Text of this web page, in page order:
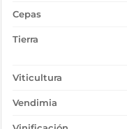
Cepas
Tierra
Viticultura
Vendimia